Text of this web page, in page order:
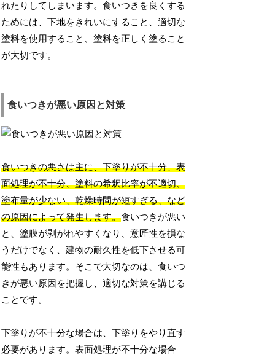
れたりしてしまいます。食いつきを良くする
ためには、下地をきれいにすること、適切な
塗料を使用すること、塗料を正しく塗ること
が大切です。
食いつきが悪い原因と対策
食いつきの悪さは主に、下塗りが不十分、表
面処理が不十分、塗料の希釈比率が不適切、
塗布量が少ない、乾燥時間が短すぎる、など
の原因によって発生します。食いつきが悪い
と、塗膜が剥がれやすくなり、意匠性を損な
うだけでなく、建物の耐久性を低下させる可
能性もあります。そこで大切なのは、食いつ
きが悪い原因を把握し、適切な対策を講じる
ことです。
下塗りが不十分な場合は、下塗りをやり直す
必要があります。表面処理が不十分な場合